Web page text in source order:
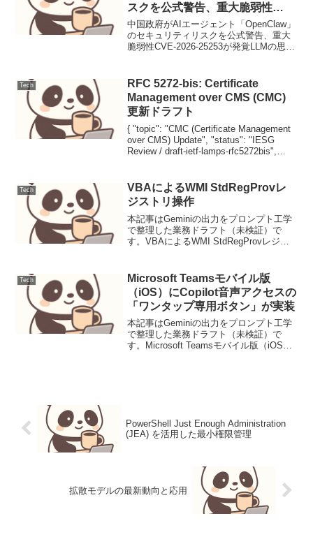
スクを公式警告、重大脆弱性
CVE-2026-25253が発覚（運用連
絡）
中国政府がAIエージェント「OpenClaw」
のセキュリティリスクを公式警告、重大
脆弱性CVE-2026-25253が発覚LLMの思考
おけるFAQからの問い合わせ対...
Tech
RFC 5272-bis: Certificate
Management over CMS (CMC)
更新ドラフト
{ "topic": "CMC (Certificate Management
over CMS) Update", "status": "IESG
Review / draft-ietf-lamps-rfc5272bis",
Tech
VBAによるWMI StdRegProvレ
ジストリ操作
本記事はGeminiの出力をプロンプト工学
で整理した業務ドラフト（未検証）で
す。VBAによるWMI StdRegProvレジス
際、アプ...
Tech
Microsoft Teamsモバイル版
（iOS）にCopilot音声アクセスの
「ワンタップ専用ボタン」が実装
本記事はGeminiの出力をプロンプト工学
で整理した業務ドラフト（未検証）で
す。Microsoft Teamsモバイル版（iOS）
PowerShell Just Enough Administration
(JEA) を活用した最小権限管理
拡散モデルの最新動向と応用